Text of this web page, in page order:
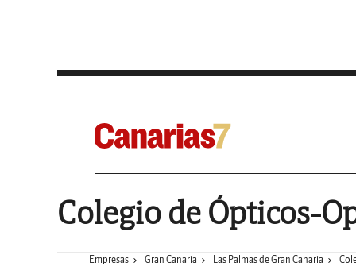
Colegio de Ópticos-
Empresas Gran Canaria Las Palmas de Gran Canaria